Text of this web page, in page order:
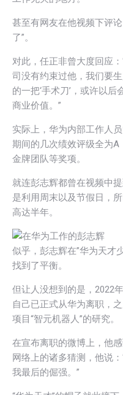
甚至有网友在他视频下评
了”。
对此，任正非曾大度回应
司没有约束过他，我们要
的一把‘手术刀’，或许以
商业价值。”
实际上，华为内部工作人
期间的几次绩效评级全为A
金牌团队等奖项。
就连彭志辉都曾在视频中
是利用周末以及节假日，
高达半年。
似乎，彭志辉在”华为天才
找到了平衡。
但让人没想到的是，2022
自己已正式从华为离职，
项目“智元机器人”的研究。
在宣布离职的微博上，他
网络上的诸多猜测，他说
我最后的倔强。”